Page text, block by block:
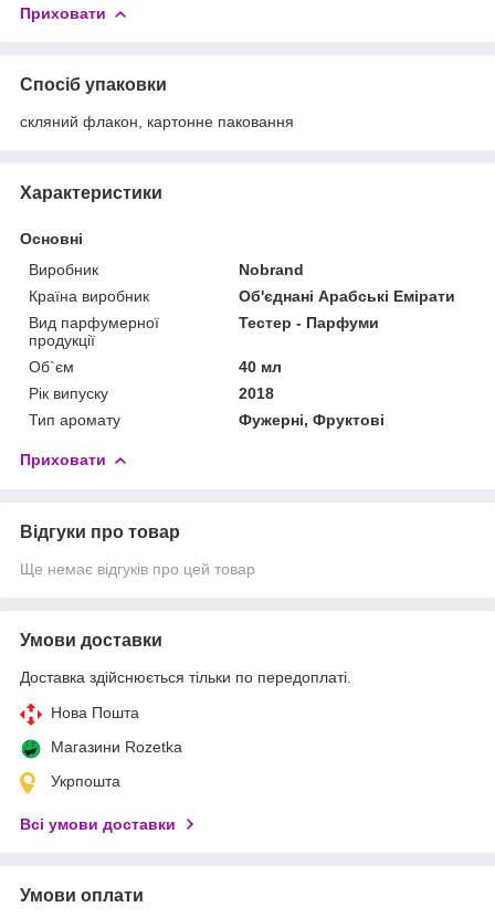
Приховати
Спосіб упаковки
скляний флакон, картонне паковання
Характеристики
Основні
Виробник
Nobrand
Країна виробник
Об'єднані Арабські Емірати
Вид парфумерної
продукції
Тестер - Парфуми
Об`єм
40 мл
Рік випуску
2018
Тип аромату
Фужерні, Фруктові
Приховати
Відгуки про товар
Ще немає відгуків про цей товар
Умови доставки
Доставка здійснюється тільки по передоплаті.
Нова Пошта
Магазини Rozetka
Укрпошта
Всі умови доставки
Умови оплати